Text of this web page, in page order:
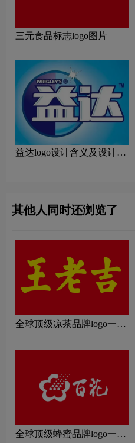
三元食品标志logo图片
益达logo设计含义及设计理
其他人同时还浏览了
全球顶级凉茶品牌logo一
全球顶级蜂蜜品牌logo一